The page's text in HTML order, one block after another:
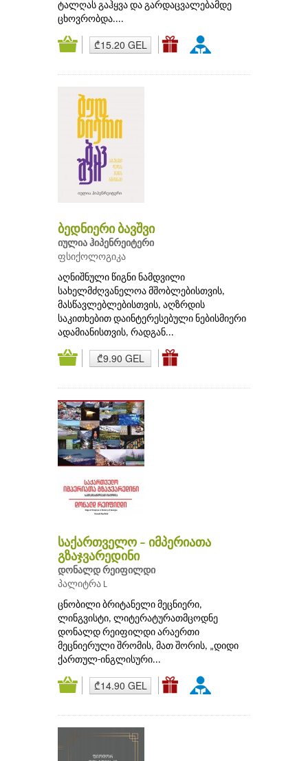
ტალღას გაჰყვა და გარდაცვალებამდე
ცხოვრობდა....
₾15.20 GEL
ბედნიერი ბავშვი
იულია ჰიპენრეიტერი
ფსიქოლოგიკა
აღნიშნული წიგნი ნამდვილი
სახელმძღვანელოა მშობლებისთვის,
მასწავლებლებისთვის, აღზრდის
საკითხებით დაინტერესებული ნებისმიერი
ადამიანისთვის, რადგან...
₾9.90 GEL
საქართველო – იმპერიათა
გზაჯვარედინი
დონალდ რეიფილდი
პალიტრა L
ცნობილი ბრიტანელი მეცნიერი,
ლინგვისტი, ლიტერატურათმცოდნე
დონალდ რეიფილდი არაერთი
მეცნიერული შრომის, მათ შორის, „დიდი
ქართულ-ინგლისური...
₾14.90 GEL